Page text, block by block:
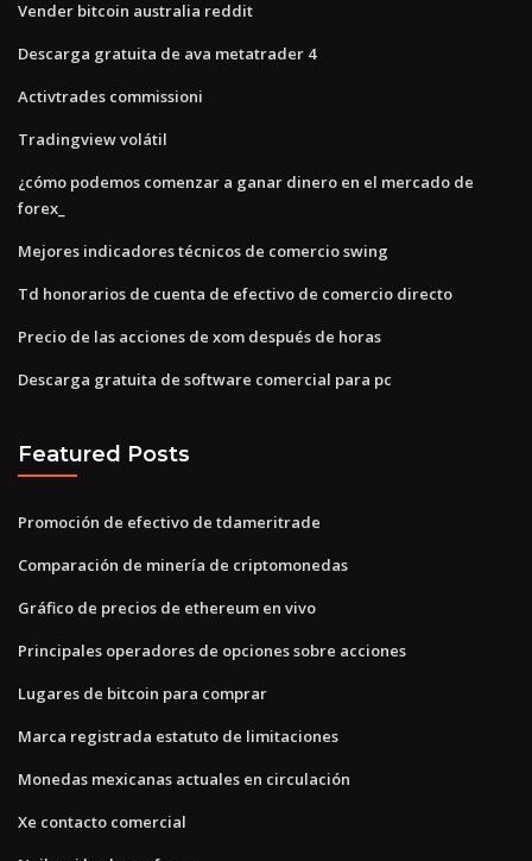
Vender bitcoin australia reddit
Descarga gratuita de ava metatrader 4
Activtrades commissioni
Tradingview volátil
¿cómo podemos comenzar a ganar dinero en el mercado de
forex_
Mejores indicadores técnicos de comercio swing
Td honorarios de cuenta de efectivo de comercio directo
Precio de las acciones de xom después de horas
Descarga gratuita de software comercial para pc
Featured Posts
Promoción de efectivo de tdameritrade
Comparación de minería de criptomonedas
Gráfico de precios de ethereum en vivo
Principales operadores de opciones sobre acciones
Lugares de bitcoin para comprar
Marca registrada estatuto de limitaciones
Monedas mexicanas actuales en circulación
Xe contacto comercial